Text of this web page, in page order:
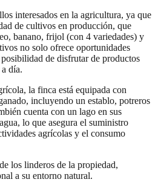
interesados en la agricultura, ya que
de cultivos en producción, que
banano, frijol (con 4 variedades) y
no solo ofrece oportunidades
de disfrutar de productos
día.
la finca está equipada con
incluyendo un establo, potreros
cuenta con un lago en sus
lo que asegura el suministro
agrícolas y el consumo
los linderos de la propiedad,
a su entorno natural.